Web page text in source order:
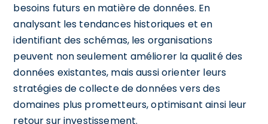
besoins futurs en matière de données. En
analysant les tendances historiques et en
identifiant des schémas, les organisations
peuvent non seulement améliorer la qualité des
données existantes, mais aussi orienter leurs
stratégies de collecte de données vers des
domaines plus prometteurs, optimisant ainsi leur
retour sur investissement.